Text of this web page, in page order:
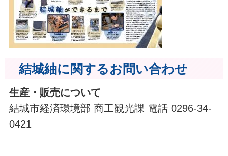
結城紬に関するお問い合わせ
生産・販売について
結城市経済環境部 商工観光課 電話 0296-34-
0421